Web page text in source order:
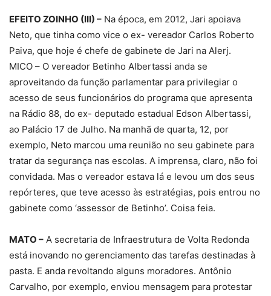
EFEITO ZOINHO (III) – Na época, em 2012, Jari apoiava
Neto, que tinha como vice o ex- vereador Carlos Roberto
Paiva, que hoje é chefe de gabinete de Jari na Alerj.
MICO – O vereador Betinho Albertassi anda se
aproveitando da função parlamentar para privilegiar o
acesso de seus funcionários do programa que apresenta
na Rádio 88, do ex- deputado estadual Edson Albertassi,
ao Palácio 17 de Julho. Na manhã de quarta, 12, por
exemplo, Neto marcou uma reunião no seu gabinete para
tratar da segurança nas escolas. A imprensa, claro, não foi
convidada. Mas o vereador estava lá e levou um dos seus
repórteres, que teve acesso às estratégias, pois entrou no
gabinete como ‘assessor de Betinho’. Coisa feia.
MATO – A secretaria de Infraestrutura de Volta Redonda
está inovando no gerenciamento das tarefas destinadas à
pasta. E anda revoltando alguns moradores. Antônio
Carvalho, por exemplo, enviou mensagem para protestar